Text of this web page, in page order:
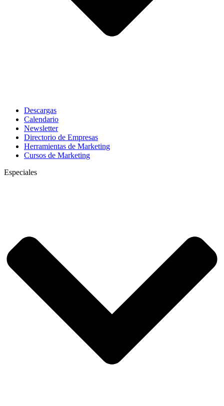
Descargas
Calendario
Newsletter
Directorio de Empresas
Herramientas de Marketing
Cursos de Marketing
Especiales